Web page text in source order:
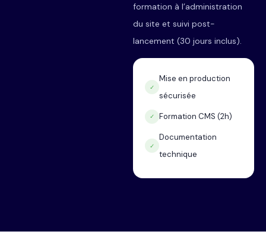
formation à l’administration
du site et suivi post-
lancement (30 jours inclus).
✓
Mise en production
sécurisée
✓ Formation CMS (2h)
✓
Documentation
technique